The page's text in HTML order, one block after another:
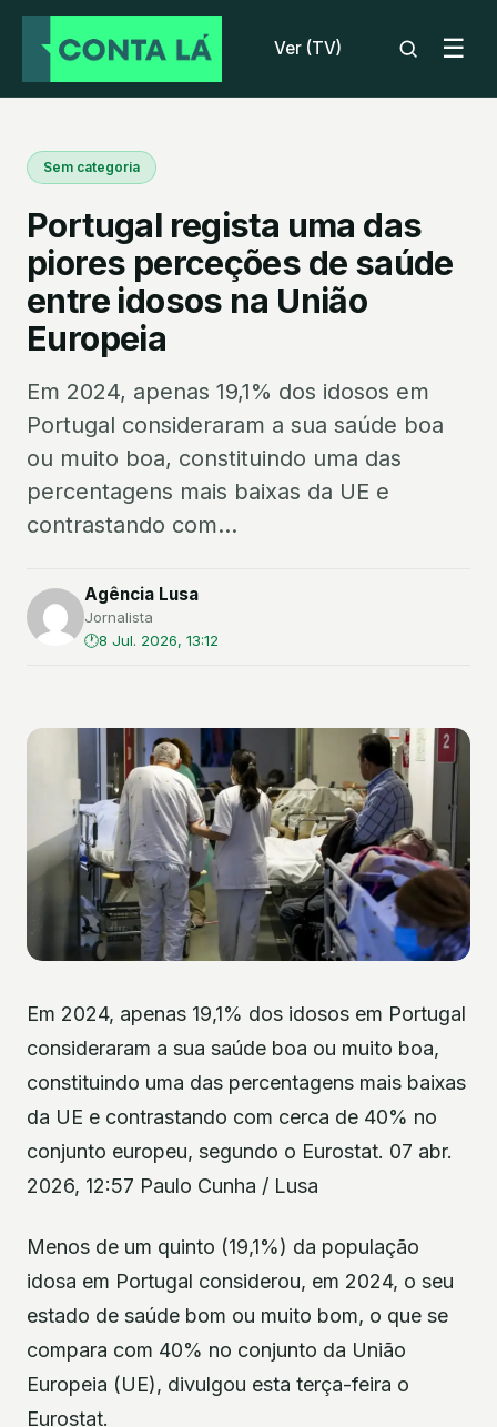
Ver (TV) ☰
Sem categoria
Portugal regista uma das
piores perceções de saúde
entre idosos na União
Europeia
Em 2024, apenas 19,1% dos idosos em
Portugal consideraram a sua saúde boa
ou muito boa, constituindo uma das
percentagens mais baixas da UE e
contrastando com...
Agência Lusa
Jornalista
8 Jul. 2026, 13:12
Em 2024, apenas 19,1% dos idosos em Portugal
consideraram a sua saúde boa ou muito boa,
constituindo uma das percentagens mais baixas
da UE e contrastando com cerca de 40% no
conjunto europeu, segundo o Eurostat. 07 abr.
2026, 12:57 Paulo Cunha / Lusa
Menos de um quinto (19,1%) da população
idosa em Portugal considerou, em 2024, o seu
estado de saúde bom ou muito bom, o que se
compara com 40% no conjunto da União
Europeia (UE), divulgou esta terça-feira o
Eurostat.